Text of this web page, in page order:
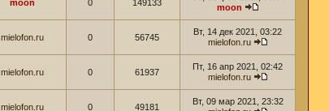
moon 0 149133
moon
mielofon.ru 0 56745
Вт, 14 дек 2021, 03:22
mielofon.ru
mielofon.ru 0 61937
Пт, 16 апр 2021, 02:42
mielofon.ru
mielofon.ru 0 49181
Вт, 09 мар 2021, 23:32